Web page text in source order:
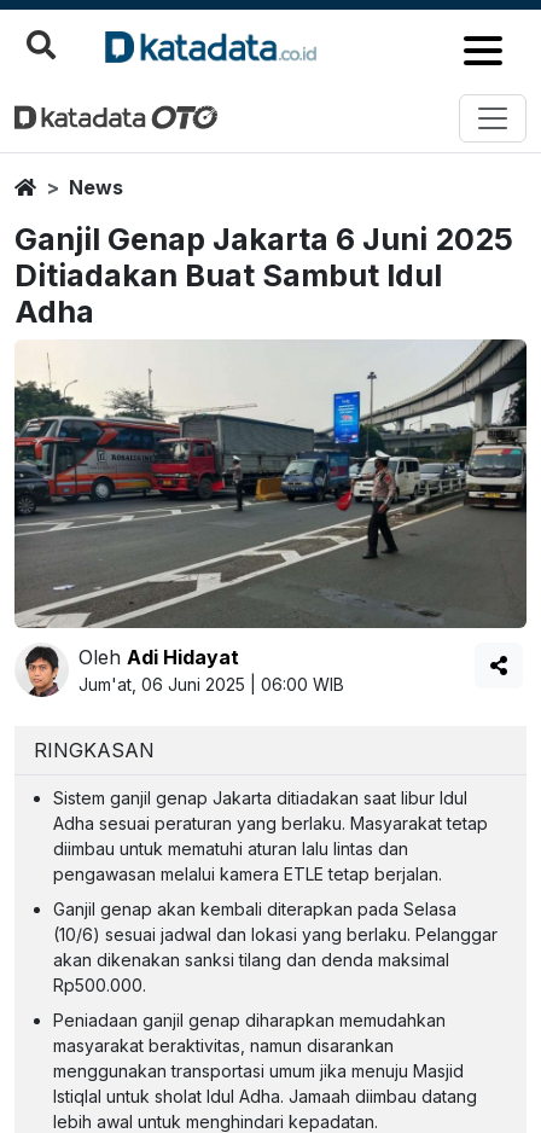
HomeNews
Ganjil Genap Jakarta 6 Juni 2025
Ditiadakan Buat Sambut Idul
Adha
Oleh Adi Hidayat
Jum'at, 06 Juni 2025 | 06:00 WIB
RINGKASAN
Sistem ganjil genap Jakarta ditiadakan saat libur Idul
Adha sesuai peraturan yang berlaku. Masyarakat tetap
diimbau untuk mematuhi aturan lalu lintas dan
pengawasan melalui kamera ETLE tetap berjalan.
Ganjil genap akan kembali diterapkan pada Selasa
(10/6) sesuai jadwal dan lokasi yang berlaku. Pelanggar
akan dikenakan sanksi tilang dan denda maksimal
Rp500.000.
Peniadaan ganjil genap diharapkan memudahkan
masyarakat beraktivitas, namun disarankan
menggunakan transportasi umum jika menuju Masjid
Istiqlal untuk sholat Idul Adha. Jamaah diimbau datang
lebih awal untuk menghindari kepadatan.